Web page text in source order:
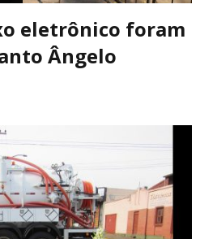
eletrônico foram
Ângelo